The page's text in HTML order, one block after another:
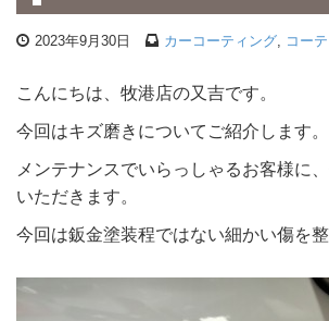
2023年9月30日 カーコーティング, コー
こんにちは、牧港店の又吉です。
今回はキズ磨きについてご紹介します。
メンテナンスでいらっしゃるお客様に
いただきます。
今回は鈑金塗装程ではない細かい傷を整